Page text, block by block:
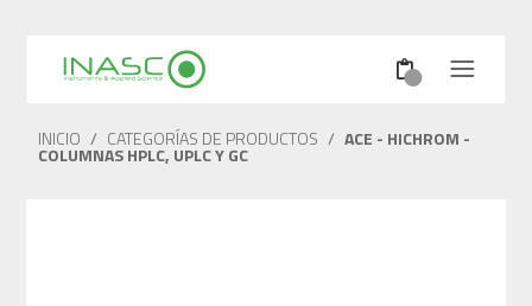
INICIO / CATEGORÍAS DE PRODUCTOS / ACE - HICHROM -
COLUMNAS HPLC, UPLC Y GC